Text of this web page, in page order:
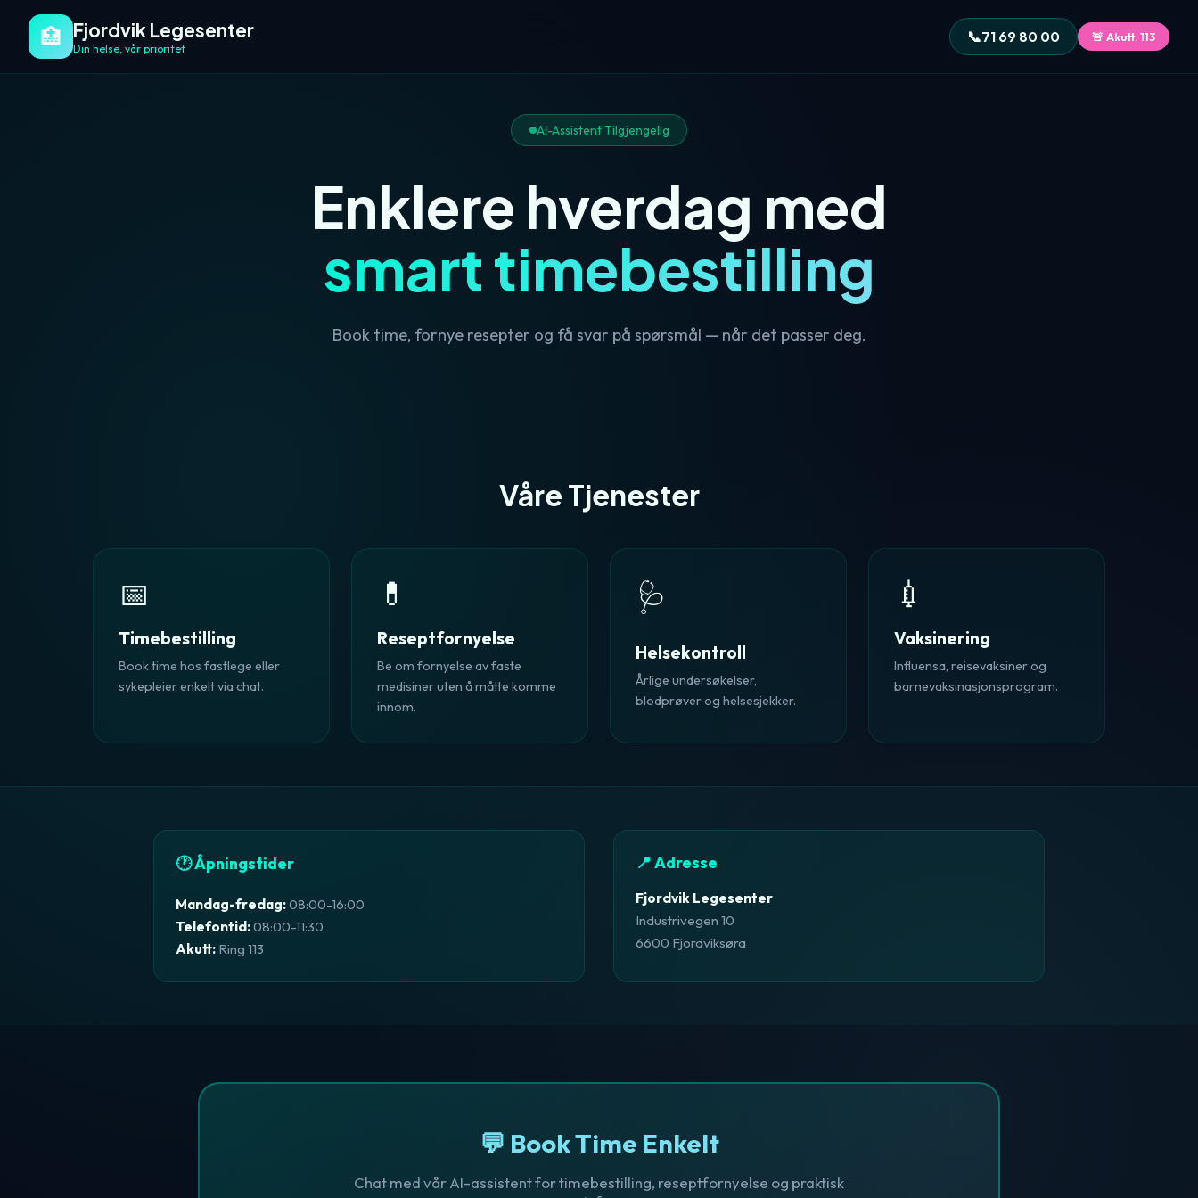
🏥 Fjordvik Legesenter
Din helse, vår prioritet
📞71 69 80 00 🚨 Akutt: 113
AI-Assistent Tilgjengelig
Enklere hverdag med
smart timebestilling
Book time, fornye resepter og få svar på spørsmål — når det passer deg.
Våre Tjenester
📅
Timebestilling
Book time hos fastlege eller
sykepleier enkelt via chat.
💊
Reseptfornyelse
Be om fornyelse av faste
medisiner uten å måtte komme
innom.
🩺
Helsekontroll
Årlige undersøkelser,
blodprøver og helsesjekker.
💉
Vaksinering
Influensa, reisevaksiner og
barnevaksinasjonsprogram.
🕐 Åpningstider
Mandag-fredag:08:00-16:00
Telefontid:08:00-11:30
Akutt: Ring 113
📍 Adresse
Fjordvik Legesenter
Industrivegen 10
6600 Fjordviksøra
💬 Book Time Enkelt
Chat med vår AI-assistent for timebestilling, reseptfornyelse og praktisk